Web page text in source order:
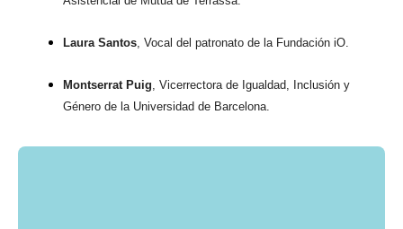
Laura Santos , Vocal del patronato de la Fundación iO.
Montserrat Puig , Vicerrectora de Igualdad, Inclusión y
Género de la Universidad de Barcelona.